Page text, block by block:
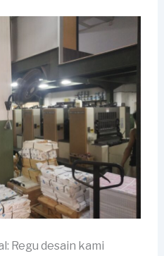
Regu desain kami